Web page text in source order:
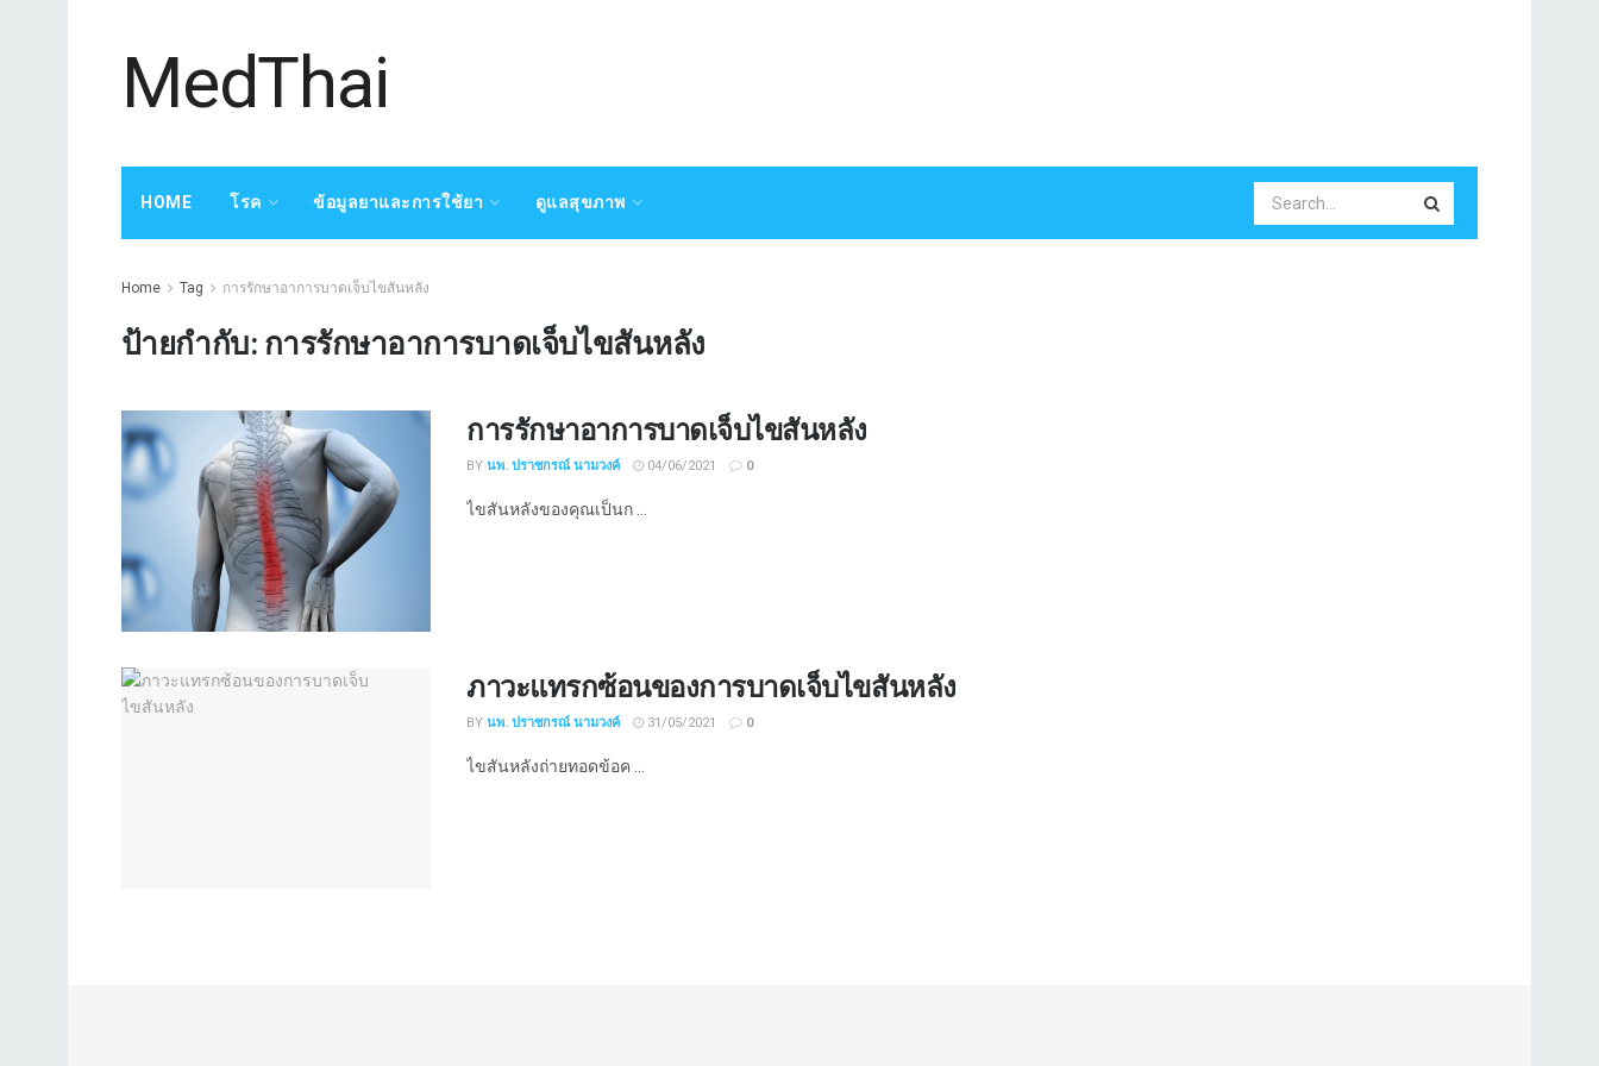
MedThai
HOME โรค ข้อมูลยาและการใช้ยา ดูแลสุขภาพ
Home Tag การรักษาอาการบาดเจ็บไขสันหลัง
ป้ายกำกับ: การรักษาอาการบาดเจ็บไขสันหลัง
การรักษาอาการบาดเจ็บไขสันหลัง
BY นพ. ปราชกรณ์ นามวงค์ 04/06/2021 0
ไขสันหลังของคุณเป็นก ...
ภาวะแทรกซ้อนของการบาดเจ็บไขสันหลัง
BY นพ. ปราชกรณ์ นามวงค์ 31/05/2021 0
ไขสันหลังถ่ายทอดข้อค ...